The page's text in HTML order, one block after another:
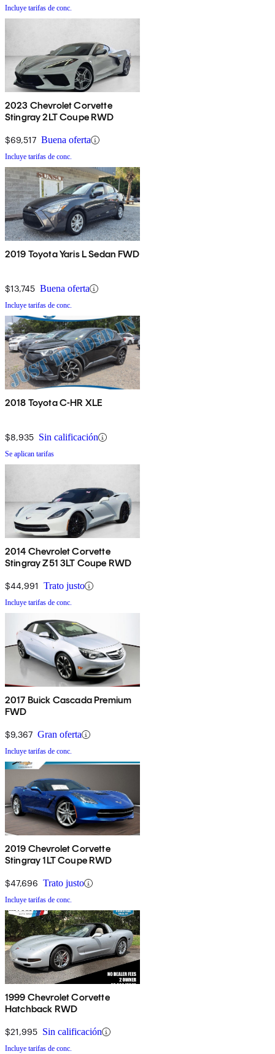
Incluye tarifas de conc.
2023 Chevrolet Corvette
Stingray 2LT Coupe RWD
$69,517 Buena oferta
Incluye tarifas de conc.
2019 Toyota Yaris L Sedan FWD
$13,745 Buena oferta
Incluye tarifas de conc.
2018 Toyota C-HR XLE
$8,935 Sin calificación
Se aplican tarifas
2014 Chevrolet Corvette
Stingray Z51 3LT Coupe RWD
$44,991 Trato justo
Incluye tarifas de conc.
2017 Buick Cascada Premium
FWD
$9,367 Gran oferta
Incluye tarifas de conc.
2019 Chevrolet Corvette
Stingray 1LT Coupe RWD
$47,696 Trato justo
Incluye tarifas de conc.
1999 Chevrolet Corvette
Hatchback RWD
$21,995 Sin calificación
Incluye tarifas de conc.